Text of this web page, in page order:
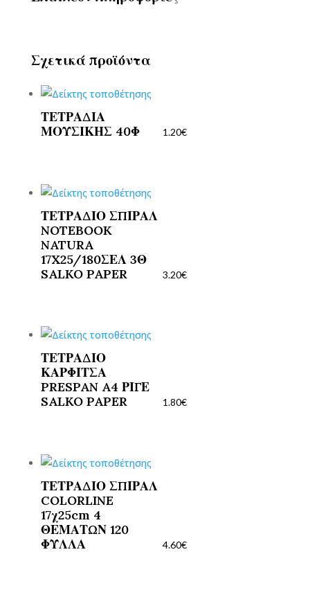
Σχετικά προϊόντα
ΤΕΤΡΑΔΙΑ
ΜΟΥΣΙΚΗΣ 40Φ
1.20€
ΤΕΤΡΑΔΙΟ ΣΠΙΡΑΛ
NOTEBOOK
NATURA
17X25/180ΣΕΛ 3Θ
SALKO PAPER
3.20€
ΤΕΤΡΑΔΙΟ
ΚΑΡΦΙΤΣΑ
PRESPAN A4 ΡΙΓΕ
SALKO PAPER
1.80€
ΤΕΤΡΑΔΙΟ ΣΠΙΡΑΛ
COLORLINE
17χ25cm 4
ΘΕΜΑΤΩΝ 120
ΦΥΛΛΑ
4.60€